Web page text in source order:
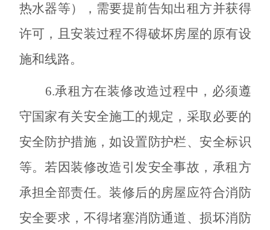
热水器等），需要提前告知出租方并获得
许可，且安装过程不得破坏房屋的原有设
施和线路。
6.承租方在装修改造过程中，必须遵
守国家有关安全施工的规定，采取必要的
安全防护措施，如设置防护栏、安全标识
等。若因装修改造引发安全事故，承租方
承担全部责任。装修后的房屋应符合消防
安全要求，不得堵塞消防通道、损坏消防